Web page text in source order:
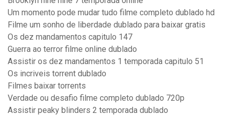
Um momento pode mudar tudo filme completo dublado hd
Filme um sonho de liberdade dublado para baixar gratis
Os dez mandamentos capitulo 147
Guerra ao terror filme online dublado
Assistir os dez mandamentos 1 temporada capitulo 51
Os incriveis torrent dublado
Filmes baixar torrents
Verdade ou desafio filme completo dublado 720p
Assistir peaky blinders 2 temporada dublado